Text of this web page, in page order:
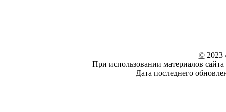
©2023
При использовании материалов
Дата последнего